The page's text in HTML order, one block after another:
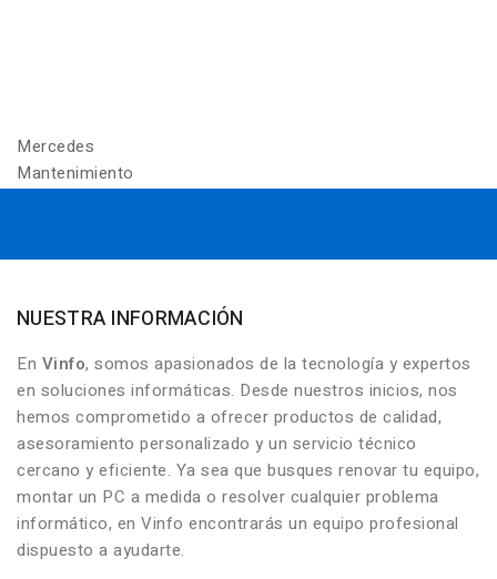
Mercedes
Mantenimiento
NUESTRA INFORMACIÓN
En Vinfo, somos apasionados de la tecnología y expertos
en soluciones informáticas. Desde nuestros inicios, nos
hemos comprometido a ofrecer productos de calidad,
asesoramiento personalizado y un servicio técnico
cercano y eficiente. Ya sea que busques renovar tu equipo,
montar un PC a medida o resolver cualquier problema
informático, en Vinfo encontrarás un equipo profesional
dispuesto a ayudarte.